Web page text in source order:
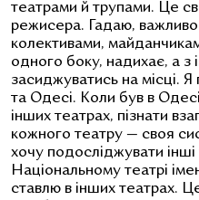
театрами й трупами. Це
режисера. Гадаю, важливо
колективами,
одного боку, надихає, а з
засиджуватись на місці.
та Одесі. Коли був в
інших театрах, пізнати
кожного театру — своя
хочу подосліджувати
Національному театрі
ставлю в інших театрах.